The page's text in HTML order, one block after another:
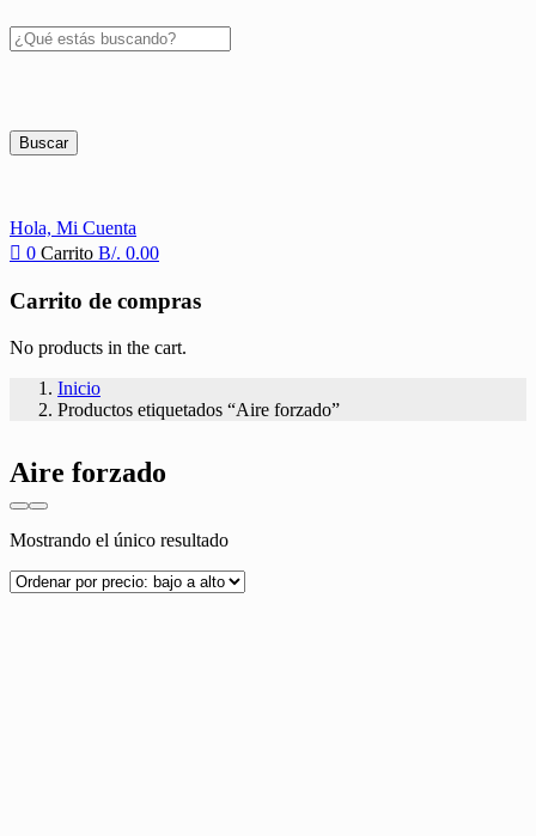
Buscar
Hola, Mi Cuenta
0 Carrito B/. 0.00
Carrito de compras
No products in the cart.
Inicio
Productos etiquetados “Aire forzado”
Aire forzado
Mostrando el único resultado